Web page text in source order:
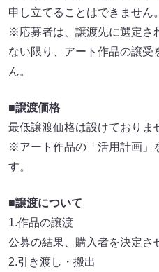
申し立てることはできません。
※応募者は、譲渡先に選定さ
ない限り、アート作品の譲受
ん。
■譲渡価格
最低譲渡価格は設けておりま
※アート作品の「活用計画」
す。
■譲渡について
1.作品の譲渡
公募の結果、購入者を決定さ
2.引き渡し・搬出